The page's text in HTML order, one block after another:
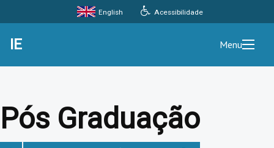
Acessibilidade
English
IE Menu
Pós Graduação